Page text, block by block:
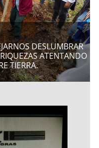
DESLUMBRAR
ATENTANDO
TIERRA.